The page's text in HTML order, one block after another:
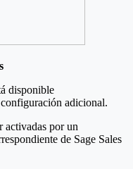
disponible
adicional.
activadas por un
de Sage Sales